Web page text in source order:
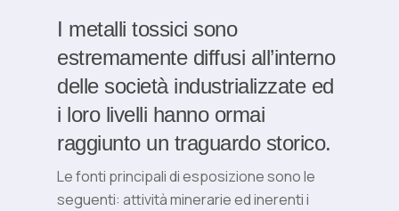
I metalli tossici sono
estremamente diffusi all’interno
delle società industrializzate ed
i loro livelli hanno ormai
raggiunto un traguardo storico.
Le fonti principali di esposizione sono le
seguenti: attività minerarie ed inerenti i